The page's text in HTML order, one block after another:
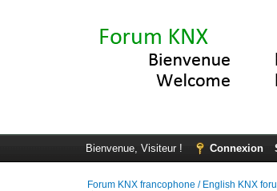
Bienvenue, Visiteur ! Connexion
Forum KNX francophone / English KNX